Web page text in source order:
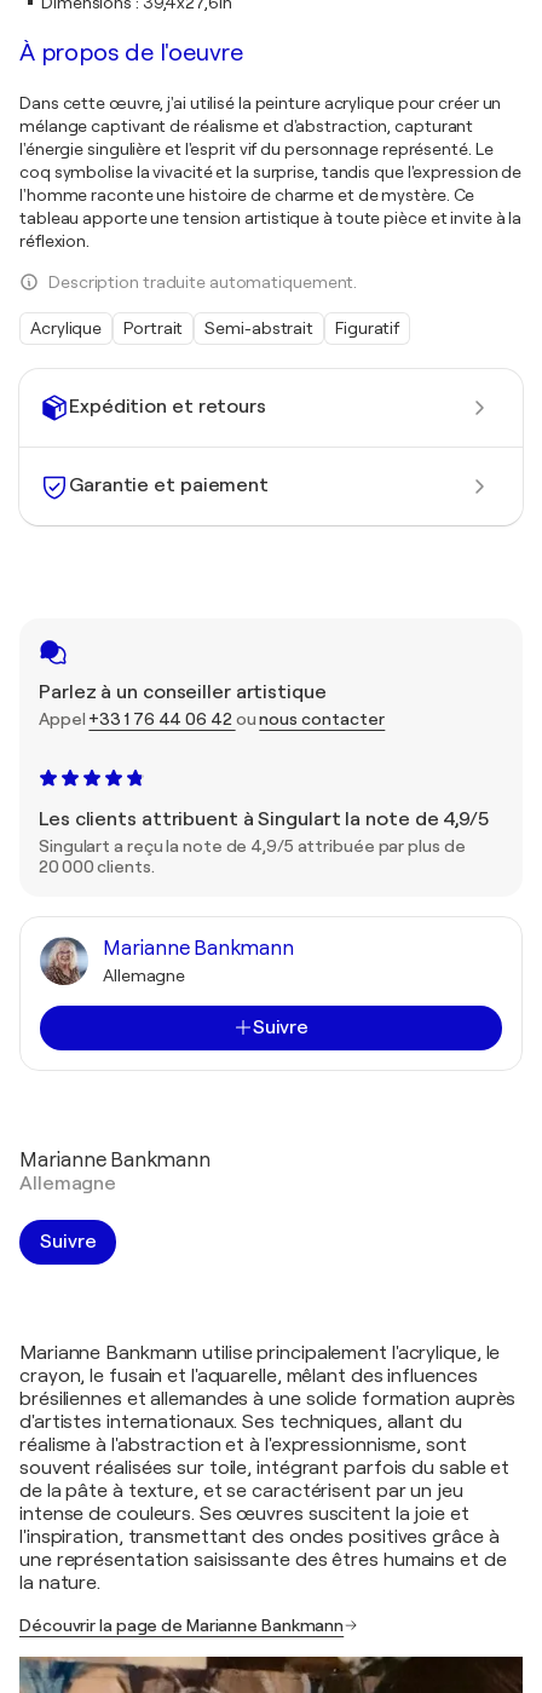
Expédition et retours
Garantie et paiement
Parlez à un conseiller artistique
Appel +33 1 76 44 06 42 ounous contacter
Les clients attribuent à Singulart la note de 4,9/5
Singulart a reçu la note de 4,9/5 attribuée par plus de
20 000 clients.
Marianne Bankmann
Allemagne
Suivre
À propos de l'oeuvre
Dans cette œuvre, j'ai utilisé la peinture acrylique pour créer un
mélange captivant de réalisme et d'abstraction, capturant
l'énergie singulière et l'esprit vif du personnage représenté. Le
coq symbolise la vivacité et la surprise, tandis que l'expression de
l'homme raconte une histoire de charme et de mystère. Ce
tableau apporte une tension artistique à toute pièce et invite à la
réflexion.
Description traduite automatiquement.
Acrylique Portrait Semi-abstrait Figuratif
Marianne Bankmann
Allemagne
Suivre
Marianne Bankmann utilise principalement l'acrylique, le
crayon, le fusain et l'aquarelle, mêlant des influences
brésiliennes et allemandes à une solide formation auprès
d'artistes internationaux. Ses techniques, allant du
réalisme à l'abstraction et à l'expressionnisme, sont
souvent réalisées sur toile, intégrant parfois du sable et
de la pâte à texture, et se caractérisent par un jeu
intense de couleurs. Ses œuvres suscitent la joie et
l'inspiration, transmettant des ondes positives grâce à
une représentation saisissante des êtres humains et de
la nature.
Découvrir la page de Marianne Bankmann